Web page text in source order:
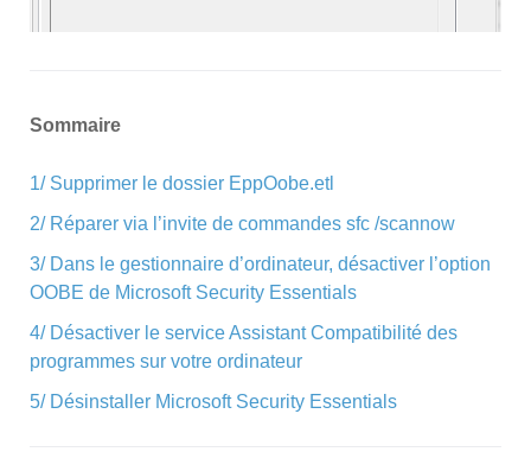
Sommaire
1/ Supprimer le dossier EppOobe.etl
2/ Réparer via l’invite de commandes sfc /scannow
3/ Dans le gestionnaire d’ordinateur, désactiver l’option
OOBE de Microsoft Security Essentials
4/ Désactiver le service Assistant Compatibilité des
programmes sur votre ordinateur
5/ Désinstaller Microsoft Security Essentials